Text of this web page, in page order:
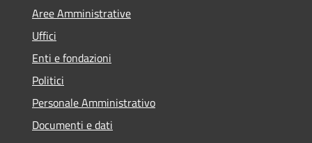
Aree Amministrative
Uffici
Enti e fondazioni
Politici
Personale Amministrativo
Documenti e dati